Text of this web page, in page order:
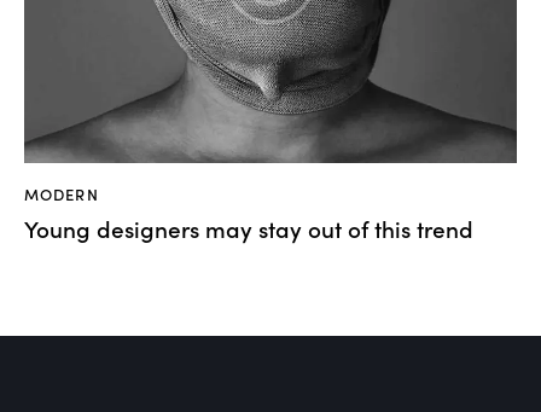
MODERN
Young designers may stay out of this trend